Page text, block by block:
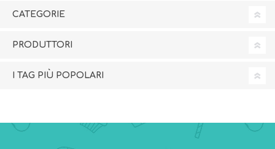
CATEGORIE
PRODUTTORI
I TAG PIÙ POPOLARI